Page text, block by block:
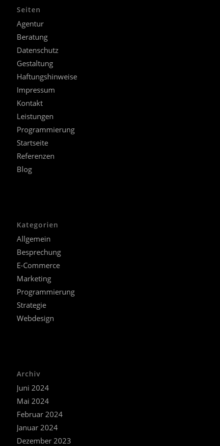
Seiten
Agentur
Beratung
Datenschutz
Gestaltung
Haftungshinweise
Impressum
Kontakt
Leistungen
Programmierung
Startseite
Referenzen
Blog
Kategorien
Allgemein
Besprechung
E-Commerce
Marketing
Programmierung
Strategie
Webdesign
Archiv
Juni 2024
Mai 2024
Februar 2024
Januar 2024
Dezember 2023